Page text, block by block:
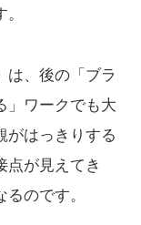
は、後の「ブラ
」ワークでも大
がはっきりする
点が見えてき
のです。